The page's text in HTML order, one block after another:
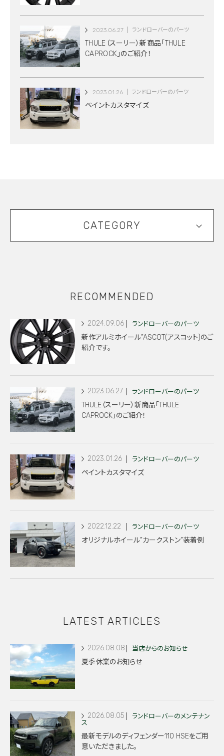
2023.06.27 ランドローバーのパーツ
THULE（スーリー）新商品「THULE
CAPROCK」のご紹介！
2023.01.26 ランドローバーのパーツ
ペイントカスタマイズ
CATEGORY
RECOMMENDED
2024.09.06 ランドローバーのパーツ
新作アルミホイール”ASCOT(アスコット)のご
紹介です。
2023.06.27 ランドローバーのパーツ
THULE（スーリー）新商品「THULE
CAPROCK」のご紹介！
2023.01.26 ランドローバーのパーツ
ペイントカスタマイズ
2022.12.22 ランドローバーのパーツ
オリジナルホイール”カークストン”装着例
LATEST ARTICLES
2026.08.08 当店からのお知らせ
夏季休業のお知らせ
2026.08.05
ランドローバーのメンテナン
ス
最新モデルのディフェンダー110 HSEをご用
意いただきました。